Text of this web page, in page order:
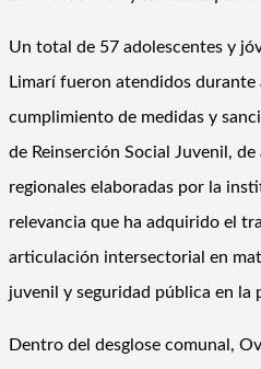
Un total de 57 adolescentes y
Limarí fueron atendidos durante
cumplimiento de medidas y
de Reinserción Social Juvenil,
regionales elaboradas por la
relevancia que ha adquirido el
articulación intersectorial en
juvenil y seguridad pública en la
Dentro del desglose comunal,